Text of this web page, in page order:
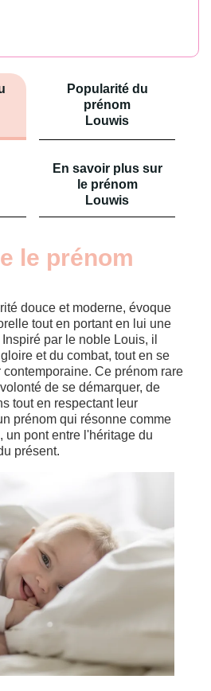
Popularité du
prénom
Louwis
En savoir plus sur
le prénom
Louwis
le prénom
douce et moderne, évoque
tout en portant en lui une
par le noble Louis, il
et du combat, tout en se
Ce prénom rare
de se démarquer, de
tout en respectant leur
prénom qui résonne comme
un pont entre l'héritage du
présent.